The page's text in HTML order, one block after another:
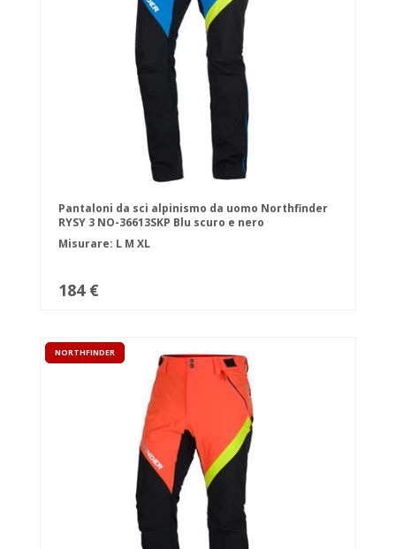
Pantaloni da sci alpinismo da uomo Northfinder
RYSY 3 NO-36613SKP Blu scuro e nero
Misurare: L M XL
184 €
NORTHFINDER